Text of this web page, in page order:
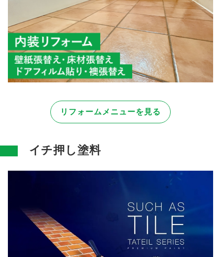
リフォームメニューを見る
イチ押し塗料